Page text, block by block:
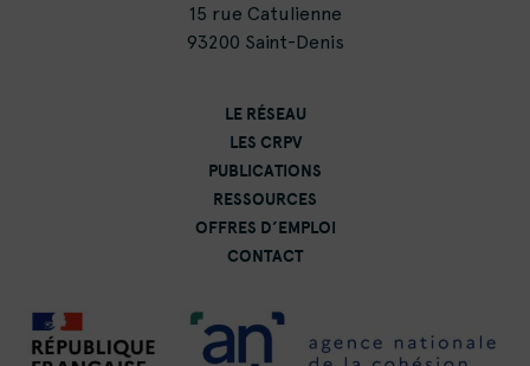
15 rue Catulienne
93200 Saint-Denis
LE RÉSEAU
LES CRPV
PUBLICATIONS
RESSOURCES
OFFRES D’EMPLOI
CONTACT